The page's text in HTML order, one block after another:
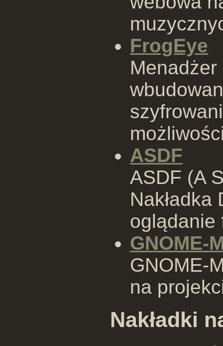
FrogEye
ASDF
ASDF (A
Nakładka
oglądanie
GNOME-
GNOME-
na
Nakładki